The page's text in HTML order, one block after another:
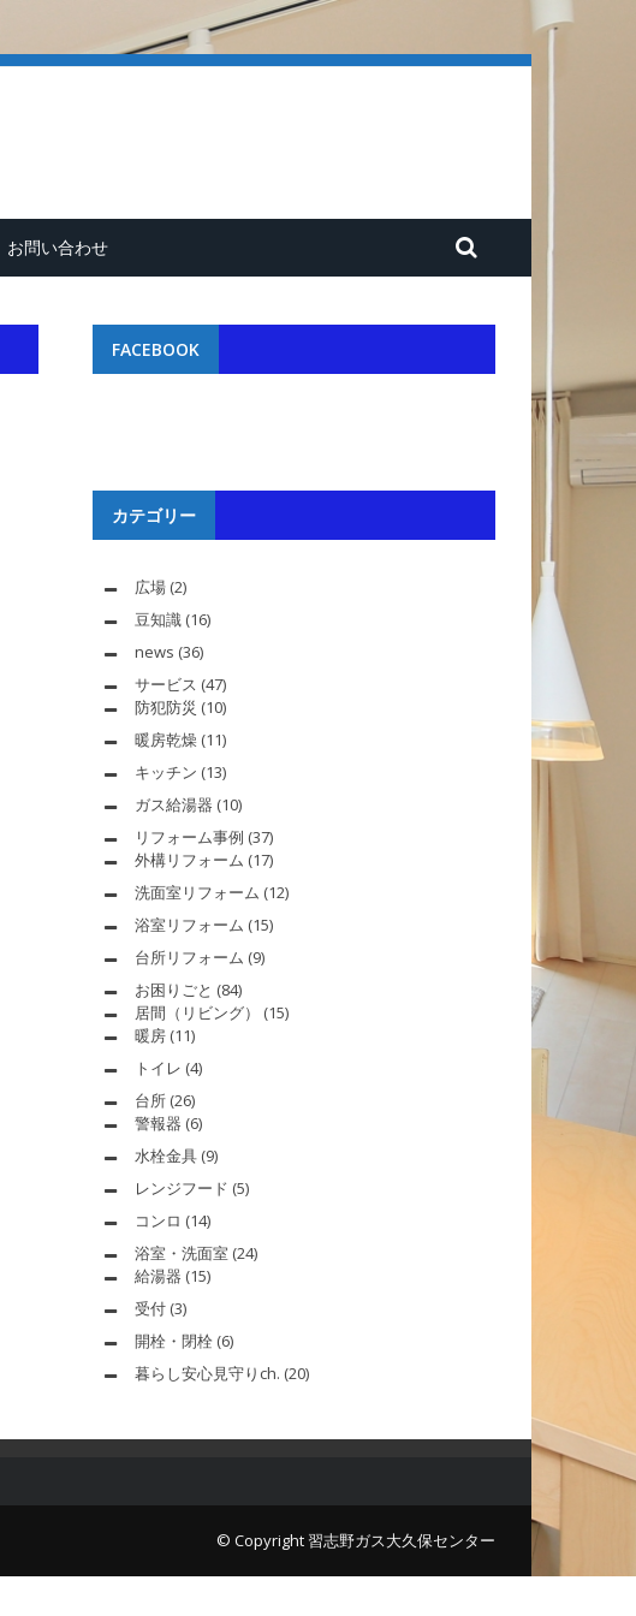
お問い合わせ
FACEBOOK
カテゴリー
広場 (2)
豆知識 (16)
news (36)
サービス (47)
防犯防災 (10)
暖房乾燥 (11)
キッチン (13)
ガス給湯器 (10)
リフォーム事例 (37)
外構リフォーム (17)
洗面室リフォーム (12)
浴室リフォーム (15)
台所リフォーム (9)
お困りごと (84)
居間（リビング）
(15)
暖房 (11)
トイレ (4)
台所 (26)
警報器 (6)
水栓金具 (9)
レンジフード (5)
コンロ (14)
浴室・洗面室 (24)
給湯器 (15)
受付 (3)
開栓・閉栓 (6)
暮らし安心見守りch. (20)
© Copyright 習志野ガス大久保センター